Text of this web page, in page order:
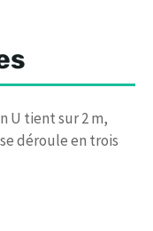
U tient sur 2 m,
déroule en trois